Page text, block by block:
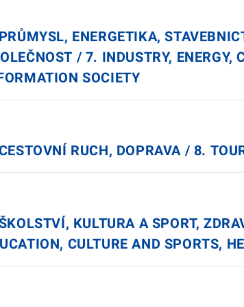
ENERGETIKA,
/ 7. INDUSTRY, ENERGY,
SOCIETY
RUCH, DOPRAVA / 8.
KULTURA A SPORT,
CULTURE AND SPORTS,